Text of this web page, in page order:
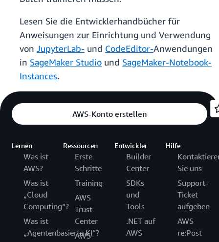
Lesen Sie die Entwicklerhandbücher für
Anweisungen zur Einrichtung und Verwendung
von JupyterLab- und CodeEditor-Anwendungen
in SageMaker Studio und SageMaker-Notebook-
Instances.
AWS-Konto erstellen
Lernen
Was ist
AWS?
Was ist
„Cloud
Computing“?
Was ist
„Agentenbasierte KI“?
Ressourcen
Erste
Schritte
Training
AWS
Trust
Center
AWS-
Entwickler
Builder
Center
SDKs
und
Tools
.NET auf
AWS
Hilfe
Sie uns
Support-
Ticket
aufgeben
AWS
re:Post